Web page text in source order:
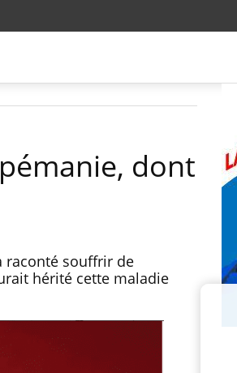
dont
raconté souffrir de
hérité cette maladie